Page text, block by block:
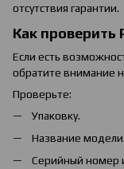
отсутствия гарантии.
Как проверить
Если есть
обратите внимание
Проверьте:
Упаковку.
Название модели.
Серийный номер